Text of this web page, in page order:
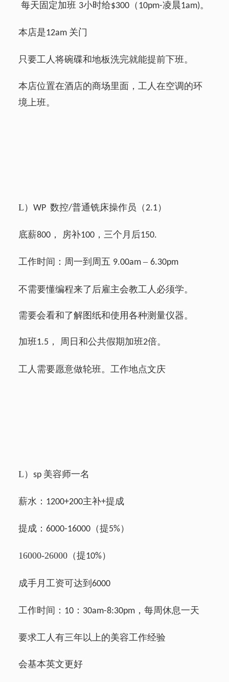
每天固定加班 3小时给$300（ 10pm-凌晨1am)。
本店是12am 关门
只要工人将碗碟和地板洗完就能提前下班。
本店位置在酒店的商场里面，工人在空调的环
境上班。
L ） WP 数控/普通铣床操作员（2.1）
底薪800， 房补100，三个月后150.
工作时间：周一到周五 9.00am – 6.30pm
不需要懂编程来了后雇主会教工人必须学。
需要会看和了解图纸和使用各种测量仪器。
加班1.5 ， 周日和公共假期加班2倍。
工人需要愿意做轮班。工作地点文庆
L ） sp 美容师一名
薪水： 1200+200主补+提成
提成： 6000-16000（提5%）
16000-26000（提10%）
成手月工资可达到 6000
工作时间： 10： 30am-8:30pm，每周休息一天
要求工人有三年以上的美容工作经验
会基本英文更好